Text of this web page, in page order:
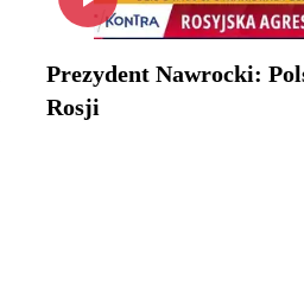
Prezydent Nawrocki:
Rosji